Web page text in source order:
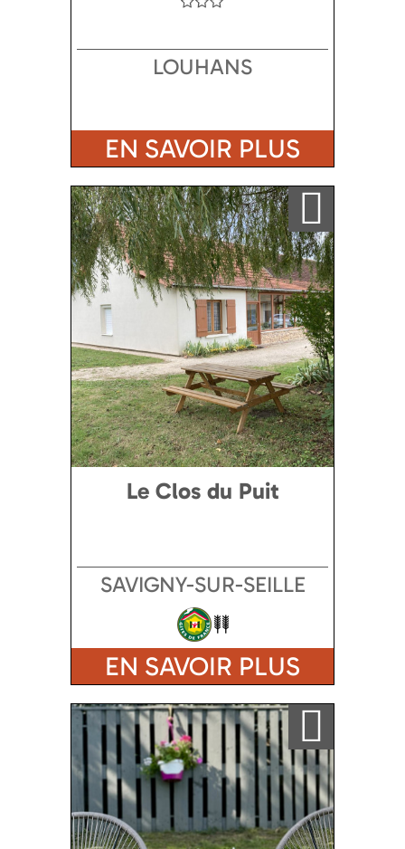
LOUHANS
EN SAVOIR PLUS
Ajouter a ma sélection
Le Clos du Puit
SAVIGNY-SUR-SEILLE
EN SAVOIR PLUS
Ajouter a ma sélection